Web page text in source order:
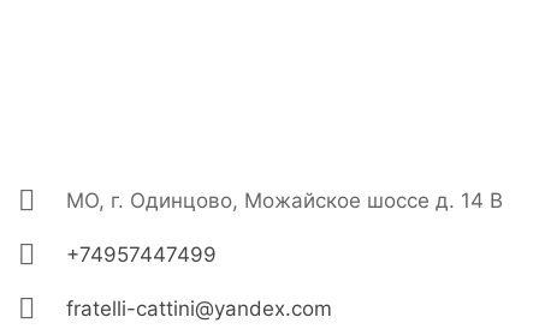
МО, г. Одинцово, Можайское шоссе д. 14 В
+74957447499
fratelli-cattini@yandex.com